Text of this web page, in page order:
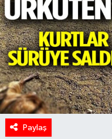
Paylaş
HABERDE İNSAN
İlginç
KÜLTÜR SANAT
MAGAZİN